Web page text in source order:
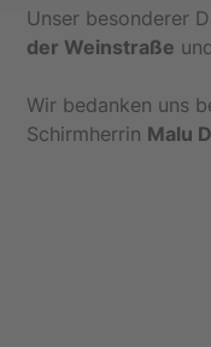
Unser besonderer
der Weinstraße
Wir bedanken uns
Schirmherrin Malu